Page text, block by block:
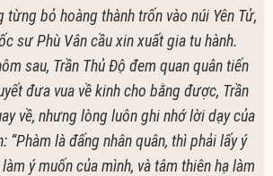
từng bỏ hoàng thành trốn vào núi Yên Tử,
sư Phù Vân cầu xin xuất gia tu hành.
sau, Trần Thủ Độ đem quan quân tiến
đưa vua về kinh cho bằng được, Trần
về, nhưng lòng luôn ghi nhớ lời dạy của
“Phàm là đấng nhân quân, thì phải lấy ý
ý muốn của mình, và tâm thiên hạ làm